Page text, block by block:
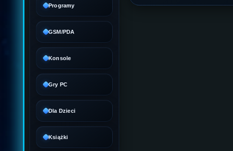
Programy
GSM/PDA
Konsole
Gry PC
Dla Dzieci
Książki